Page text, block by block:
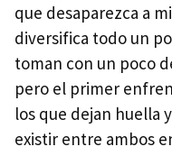
que desaparezca a
diversifica todo un
toman con un poco
pero el primer
los que dejan huella
existir entre ambos